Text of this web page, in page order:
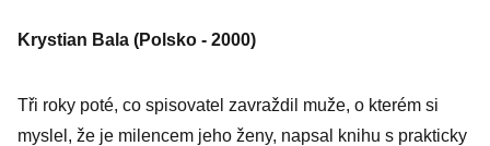
Krystian Bala (Polsko - 2000)
Tři roky poté, co spisovatel zavraždil muže, o kterém si
myslel, že je milencem jeho ženy, napsal knihu s prakticky